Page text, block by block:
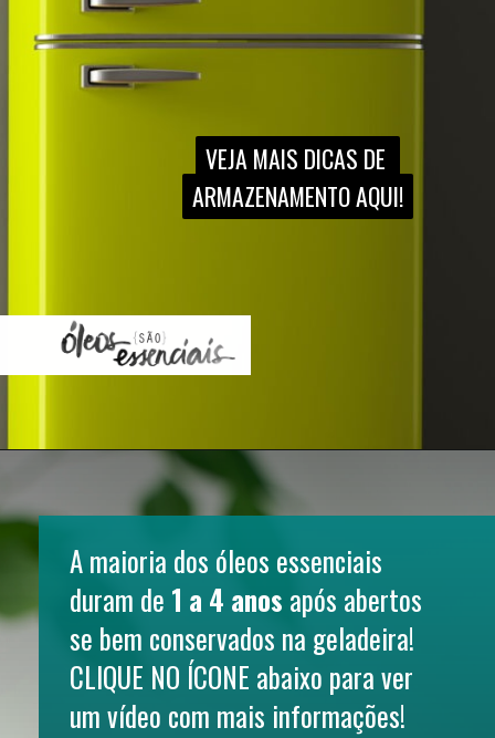
VEJA MAIS DICAS DE
ARMAZENAMENTO AQUI!
VEJA MAIS DICAS DE
ARMAZENAMENTO AQUI!
A maioria dos óleos essenciais
duram de 1 a 4 anos após abertos
se bem conservados na geladeira!
CLIQUE NO ÍCONE abaixo para ver
um vídeo com mais informações!